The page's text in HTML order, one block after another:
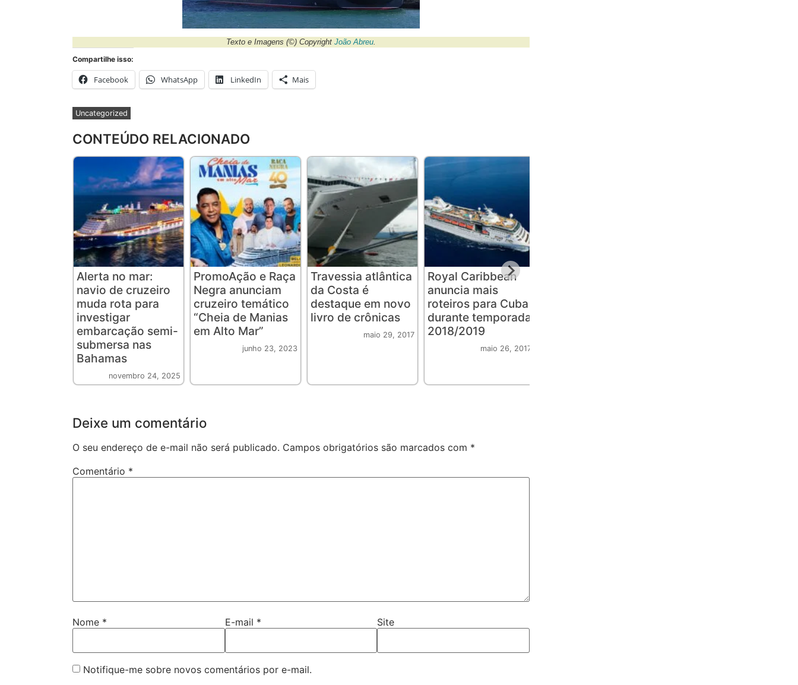
Texto e Imagens (©) Copyright João Abreu.
Compartilhe isso:
Facebook WhatsApp LinkedIn Mais
Uncategorized
CONTEÚDO RELACIONADO
Alerta no mar:
navio de cruzeiro
muda rota para
investigar
embarcação semi-
submersa nas
Bahamas
novembro 24, 2025
PromoAção e Raça
Negra anunciam
cruzeiro temático
“Cheia de Manias
em Alto Mar”
junho 23, 2023
Travessia atlântica
da Costa é
destaque em novo
livro de crônicas
maio 29, 2017
Royal Caribbean
anuncia mais
roteiros para Cuba
durante temporada
2018/2019
maio 26, 2017
Deixe um comentário
O seu endereço de e-mail não será publicado. Campos obrigatórios são marcados com *
Comentário *
Nome * E-mail * Site
Notifique-me sobre novos comentários por e-mail.